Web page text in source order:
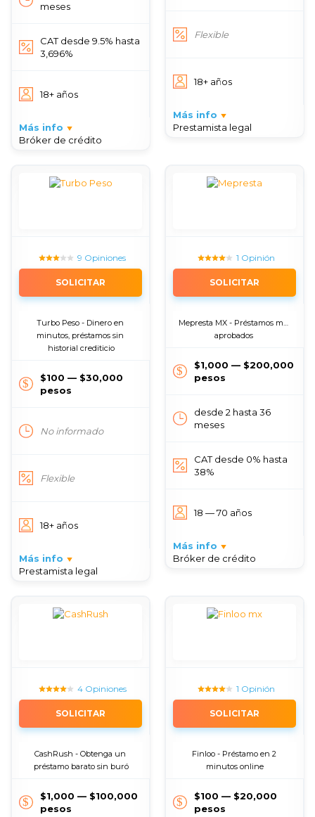
meses
CAT desde 9.5% hasta
3,696%
18+ años
Más info
Bróker de crédito
Flexible
18+ años
Más info
Prestamista legal
9 Opiniones
SOLICITAR
Turbo Peso - Dinero en
minutos, préstamos sin
historial crediticio
$100 — $30,000
pesos
No informado
Flexible
18+ años
Más info
Prestamista legal
1 Opinión
SOLICITAR
Mepresta MX - Préstamos más
aprobados
$1,000 — $200,000
pesos
desde 2 hasta 36
meses
CAT desde 0% hasta
38%
18 — 70 años
Más info
Bróker de crédito
4 Opiniones
SOLICITAR
CashRush - Obtenga un
préstamo barato sin buró
$1,000 — $100,000
pesos
1 Opinión
SOLICITAR
Finloo - Préstamo en 2
minutos online
$100 — $20,000
pesos